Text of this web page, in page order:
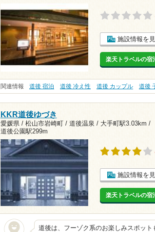
施設情報を
楽天トラベルの宿
関連情報 道後 宿泊 道後 冷え性 道後 カップル 道後
KKR道後ゆづき
愛媛県 / 松山市岩崎町 / 道後温泉 / 大手町駅3.03km /
道後公園駅299m
施設情報を
楽天トラベルの宿
道後は、フーゾク系のお楽しみスポッ